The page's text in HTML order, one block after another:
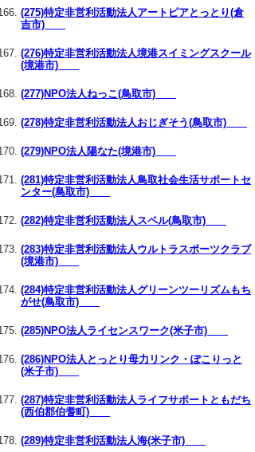
(275)特定非営利活動法人アートピアとっとり(倉
吉市)
(276)特定非営利活動法人境港スイミングスクール
(境港市)
(277)NPO法人ねっこ(鳥取市)
(278)特定非営利活動法人おじぎそう(鳥取市)
(279)NPO法人陽なた(境港市)
(281)特定非営利活動法人鳥取社会生活サポートセ
ンター(鳥取市)
(282)特定非営利活動法人スペル(鳥取市)
(283)特定非営利活動法人ウルトラスポーツクラブ
(境港市)
(284)特定非営利活動法人グリーンツーリズムもち
がせ(鳥取市)
(285)NPO法人ライセンスワーク(米子市)
(286)NPO法人とっとり母力リンク・ぽこりっと
(米子市)
(287)特定非営利活動法人ライフサポートともだち
(西伯郡伯耆町)
(289)特定非営利活動法人海(米子市)